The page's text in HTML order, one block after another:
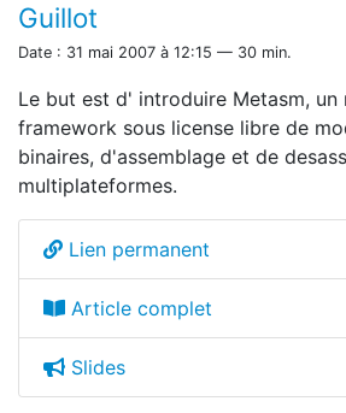
Guillot
Date : 31 mai 2007 à 12:15 — 30 min.
Le but est d' introduire Metasm, un
framework sous license libre de
binaires, d'assemblage et de
multiplateformes.
Lien permanent
Article complet
Slides